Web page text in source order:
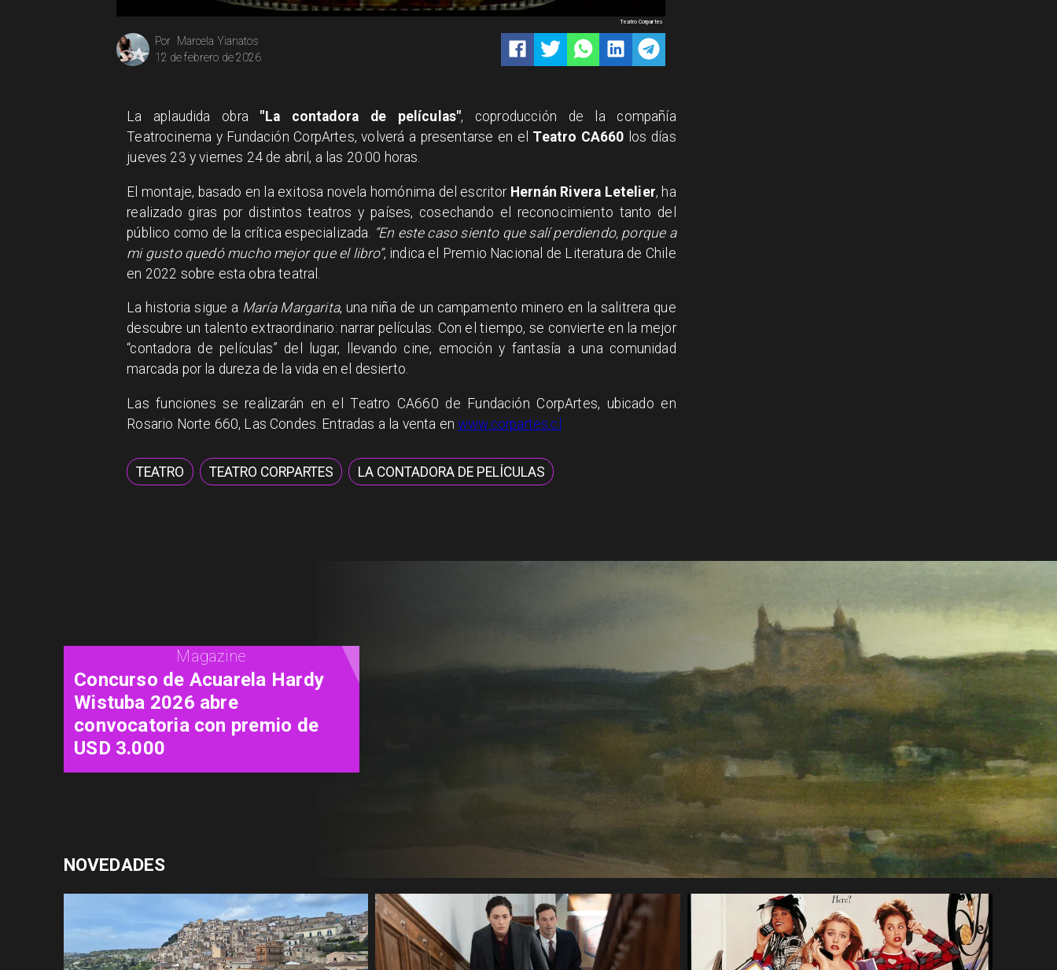
Marcela Yianatos
Por
12 de febrero de 2026
Teatro Corpartes
La aplaudida obra "La contadora de películas", coproducción de la compañía
Teatrocinema y Fundación CorpArtes, volverá a presentarse en el Teatro CA660 los días
jueves 23 y viernes 24 de abril, a las 20:00 horas.
El montaje, basado en la exitosa novela homónima del escritorHernán Rivera Letelier, ha
realizado giras por distintos teatros y países, cosechando el reconocimiento tanto del
público como de la crítica especializada. “En este caso siento que salí perdiendo, porque a
mi gusto quedó mucho mejor que el libro”, indica el Premio Nacional de Literatura de Chile
en 2022 sobre esta obra teatral.
La historia sigue a María Margarita, una niña de un campamento minero en la salitrera que
descubre un talento extraordinario: narrar películas. Con el tiempo, se convierte en la mejor
“contadora de películas” del lugar, llevando cine, emoción y fantasía a una comunidad
marcada por la dureza de la vida en el desierto.
Las funciones se realizarán en el Teatro CA660 de Fundación CorpArtes, ubicado en
Rosario Norte 660, Las Condes. Entradas a la venta enwww.corpartes.cl
TEATRO TEATRO CORPARTES LA CONTADORA DE PELÍCULAS
Cine
"Diamanti": una carta de amor
al cine contada a través de las
mujeres
NOVEDADES